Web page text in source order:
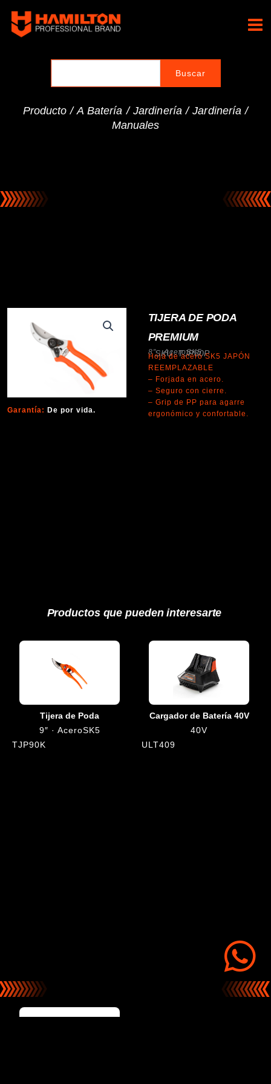
contenido
Producto /A Batería / Jardinería/Jardinería /
Manuales
Garantía: De por vida.
TIJERA DE PODA
PREMIUM
SKU: TJP80P
8″ · AceroSK5
Hoja de acero SK5 JAPÓN
REEMPLAZABLE
– Forjada en acero.
– Seguro con cierre.
– Grip de PP para agarre
ergonómico y confortable.
Productos que pueden interesarte
Tijera de Poda
9″ · AceroSK5
TJP90K
Cargador de Batería 40V
40V
ULT409